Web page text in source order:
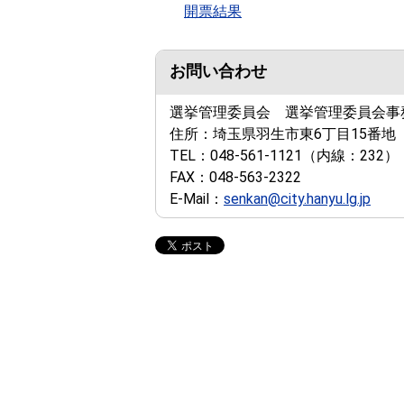
開票結果
お問い合わせ
選挙管理委員会 選挙管理委員会事
住所： 埼玉県羽生市東6丁目15番地
TEL： 048-561-1121
（内線：232）
FAX： 048-563-2322
E-Mail： senkan@city.hanyu.lg.jp